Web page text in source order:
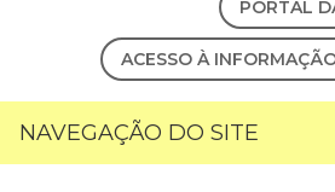
PORTAL
ACESSO À
NAVEGAÇÃO DO SITE